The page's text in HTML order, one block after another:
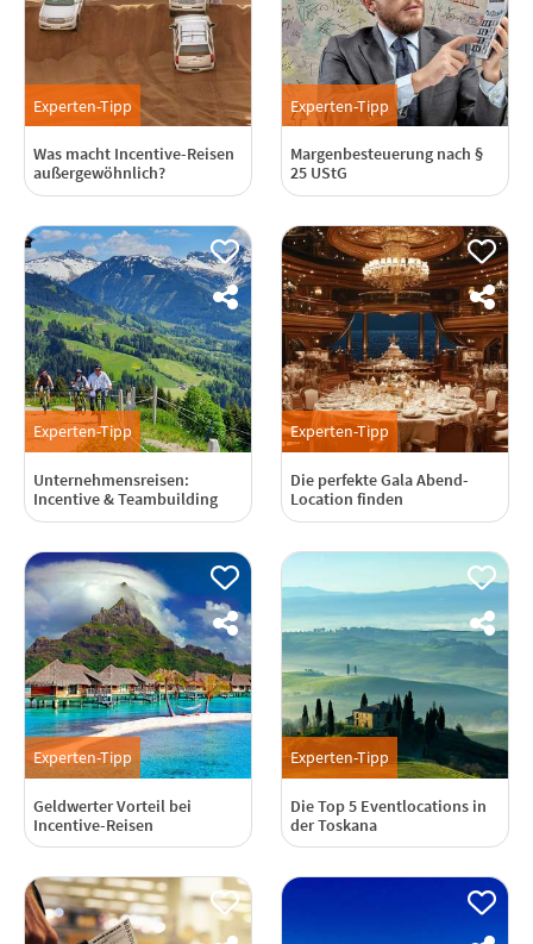
Experten-Tipp
Was macht Incentive-Reisen
außergewöhnlich?
Experten-Tipp
Margenbesteuerung nach §
25 UStG
Experten-Tipp
Unternehmensreisen:
Incentive & Teambuilding
Experten-Tipp
Die perfekte Gala Abend-
Location finden
Experten-Tipp
Geldwerter Vorteil bei
Incentive-Reisen
Experten-Tipp
Die Top 5 Eventlocations in
der Toskana